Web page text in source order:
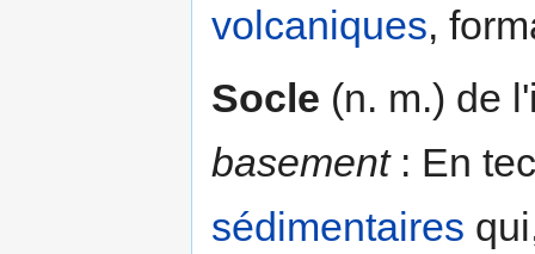
volcaniques,
Socle (n. m.) de
basement: En
sédimentaires